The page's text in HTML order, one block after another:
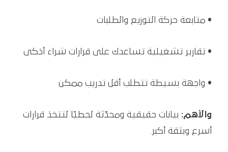
• متابعة حركة التوزيع والطلبات
• تقارير تشغيلية تساعدك على قرارات شراء أذكى
• واجهة بسيطة تتطلب أقل تدريب ممكن
والأهم: بيانات حقيقية ومحدّثة لحظيًا لتتخذ قرارات
أسرع وبثقة أكبر.